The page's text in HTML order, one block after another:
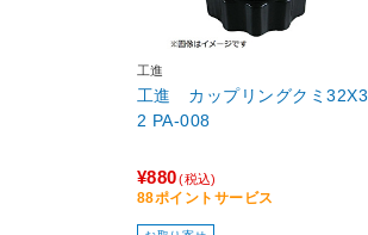
工進
工進 カップリングクミ32X3
2 PA-008
¥880 (税込)
88ポイントサービス